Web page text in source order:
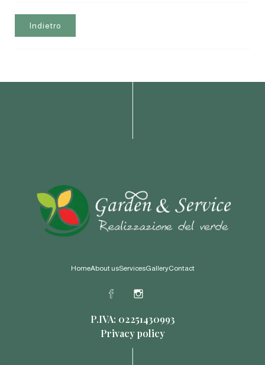
Indietro
HomeAbout usServicesGalleryContact
P.IVA: 02251430993
Privacy policy